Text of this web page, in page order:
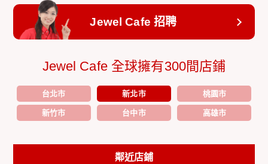
Jewel Cafe 招聘
Jewel Cafe 全球擁有300間店鋪
台北市 新北市 桃園市
新竹市 台中市 高雄市
鄰近店鋪